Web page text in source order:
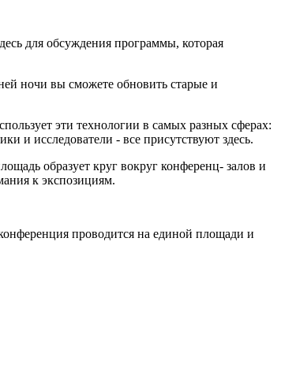
для обсуждения программы, которая
ночи вы сможете обновить старые и
эти технологии в самых разных сферах:
и исследователи - все присутствуют здесь.
образует круг вокруг конференц- залов и
к экспозициям.
проводится на единой площади и